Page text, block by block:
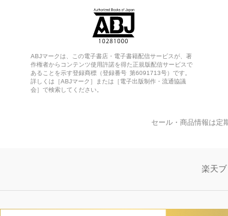
ABJマークは、この電子書店・電子書籍配信サービスが、著
作権者からコンテンツ使用許諾を得た正規版配信サービスで
あることを示す登録商標（登録番号 第6091713号）です。
詳しくは［ABJマーク］または［電子出版制作・流通協議
会］で検索してください。
セール・商品情報は定
楽天